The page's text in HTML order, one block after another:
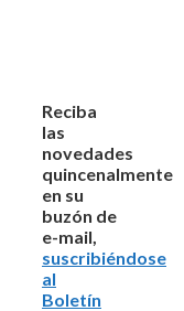
Reciba
las
novedades
quincenalmente
en su
buzón de
e-mail,
suscribiéndose
al
Boletín